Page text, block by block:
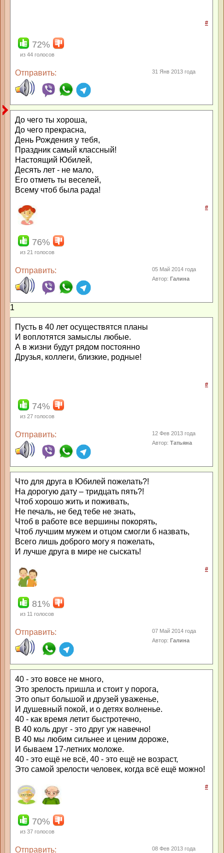
#
72%
из 44 голосов
Отправить: 31 Янв 2013 года
До чего ты хороша,
До чего прекрасна,
День Рождения у тебя,
Праздник самый классный!
Настоящий Юбилей,
Десять лет - не мало,
Его отметь ты веселей,
Всему чтоб была рада!
#
76%
из 21 голосов
Отправить:
05 Май 2014 года
Автор:Галина
1
Пусть в 40 лет осуществятся планы
И воплотятся замыслы любые.
А в жизни будут рядом постоянно
Друзья, коллеги, близкие, родные!
#
74%
из 27 голосов
Отправить:
12 Фев 2013 года
Автор:Татьяна
Что для друга в Юбилей пожелать?!
На дорогую дату – тридцать пять?!
Чтоб хорошо жить и поживать,
Не печаль, не бед тебе не знать,
Чтоб в работе все вершины покорять,
Чтоб лучшим мужем и отцом смогли б назвать,
Всего лишь доброго могу я пожелать,
И лучше друга в мире не сыскать!
#
81%
из 11 голосов
Отправить:
07 Май 2014 года
Автор:Галина
40 - это вовсе не много,
Это зрелость пришла и стоит у порога,
Это опыт большой и друзей уваженье,
И душевный покой, и о детях волненье.
40 - как время летит быстротечно,
В 40 коль друг - это друг уж навечно!
В 40 мы любим сильнее и ценим дороже,
И бываем 17-летних моложе.
40 - это ещё не всё, 40 - это ещё не возраст,
Это самой зрелости человек, когда всё ещё можно!
#
70%
из 37 голосов
Отправить: 08 Фев 2013 года